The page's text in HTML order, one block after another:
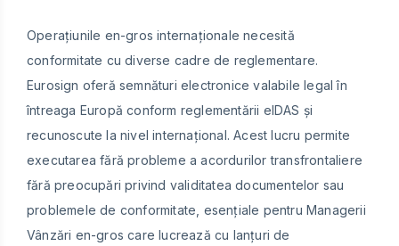
Operațiunile en-gros internaționale necesită
conformitate cu diverse cadre de reglementare.
Eurosign oferă semnături electronice valabile legal în
întreaga Europă conform reglementării eIDAS și
recunoscute la nivel internațional. Acest lucru permite
executarea fără probleme a acordurilor transfrontaliere
fără preocupări privind validitatea documentelor sau
problemele de conformitate, esențiale pentru Managerii
Vânzări en-gros care lucrează cu lanțuri de